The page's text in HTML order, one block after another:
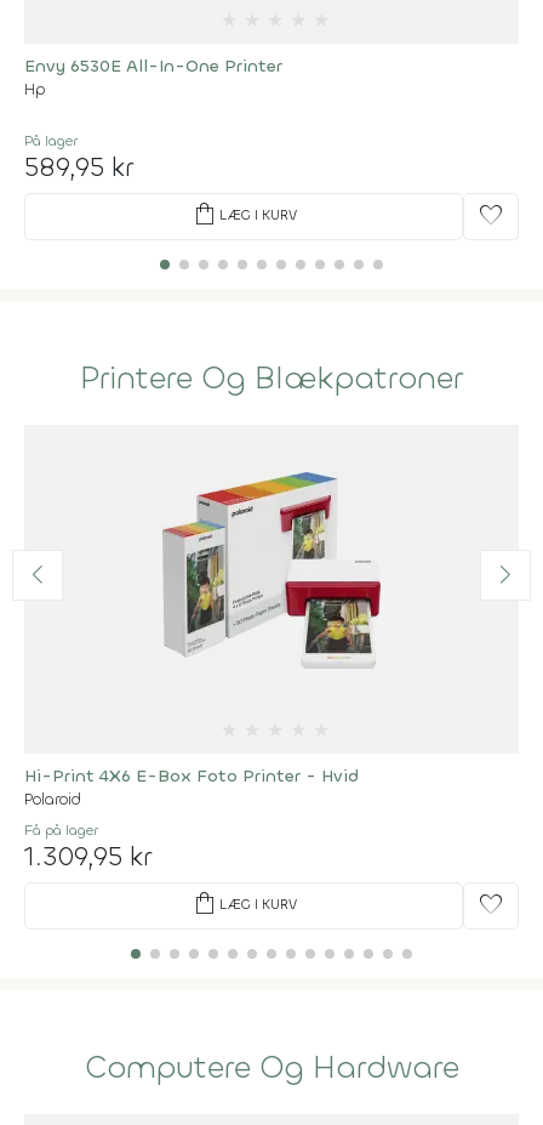
Envy 6530E All-In-One Printer
Hp
På lager
589,95 kr
shopping_bag LÆG I KURV favorite
Printere Og Blækpatroner
Hi-Print 4X6 E-Box Foto Printer - Hvid
Polaroid
Få på lager
1.309,95 kr
shopping_bag LÆG I KURV favorite
Computere Og Hardware